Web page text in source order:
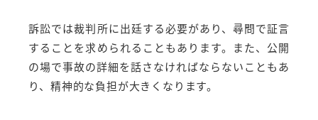
訴訟では裁判所に出廷する必要があり、尋問で証言
することを求められることもあります。また、公開
の場で事故の詳細を話さなければならないこともあ
り、精神的な負担が大きくなります。